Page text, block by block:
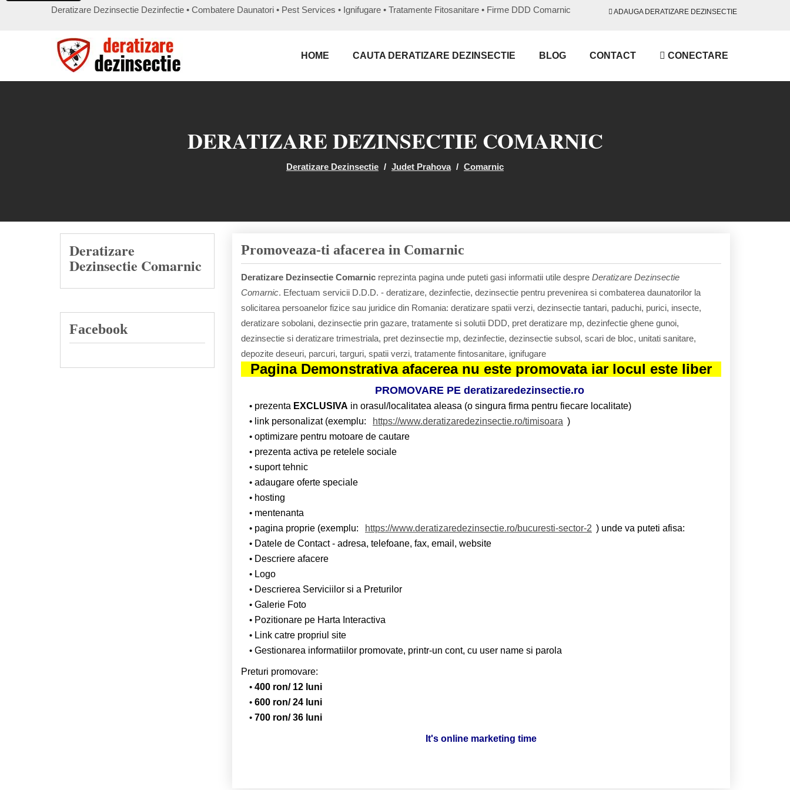
Deratizare Dezinsectie Dezinfectie • Combatere Daunatori • Pest Services • Ignifugare • Tratamente Fitosanitare • Firme DDD Comarnic ADAUGA DERATIZARE DEZINSECTIE
HOME CAUTA DERATIZARE DEZINSECTIE BLOG CONTACT CONECTARE
DERATIZARE DEZINSECTIE COMARNIC
Deratizare Dezinsectie / Judet Prahova / Comarnic
Deratizare
Dezinsectie Comarnic
Facebook
Promoveaza-ti afacerea in Comarnic
Deratizare Dezinsectie Comarnicreprezinta pagina unde puteti gasi informatii utile despre Deratizare Dezinsectie
Comarnic. Efectuam servicii D.D.D. - deratizare, dezinfectie, dezinsectie pentru prevenirea si combaterea daunatorilor la
solicitarea persoanelor fizice sau juridice din Romania: deratizare spatii verzi, dezinsectie tantari, paduchi, purici, insecte,
deratizare sobolani, dezinsectie prin gazare, tratamente si solutii DDD, pret deratizare mp, dezinfectie ghene gunoi,
dezinsectie si deratizare trimestriala, pret dezinsectie mp, dezinfectie, dezinsectie subsol, scari de bloc, unitati sanitare,
depozite deseuri, parcuri, targuri, spatii verzi, tratamente fintosanitare, ignifugare
Pagina Demonstrativa afacerea nu este promovata iar locul este liber
PROMOVARE PE deratizaredezinsectie.ro
prezenta EXCLUSIVA in orasul/localitatea aleasa (o singura firma pentru fiecare localitate)
link personalizat (exemplu:
https://www.deratizaredezinsectie.ro/timisoara )
optimizare pentru motoare de cautare
prezenta activa pe retelele sociale
suport tehnic
adaugare oferte speciale
hosting
mentenanta
pagina proprie (exemplu:
https://www.deratizaredezinsectie.ro/bucuresti-sector-2 ) unde va puteti afisa:
Datele de Contact - adresa, telefoane, fax, email, website
Descriere afacere
Logo
Descrierea Serviciilor si a Preturilor
Galerie Foto
Pozitionare pe Harta Interactiva
Link catre propriul site
Gestionarea informatiilor promovate, printr-un cont, cu user name si parola
Preturi promovare:
400 ron/ 12 luni
600 ron/ 24 luni
700 ron/ 36 luni
It's online marketing time